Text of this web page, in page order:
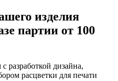
изделия
партии от 100
разработкой дизайна,
расцветки для печати